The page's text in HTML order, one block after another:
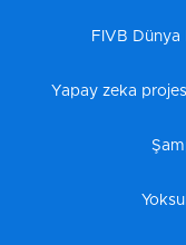
FIVB Dünya
Yapay zeka